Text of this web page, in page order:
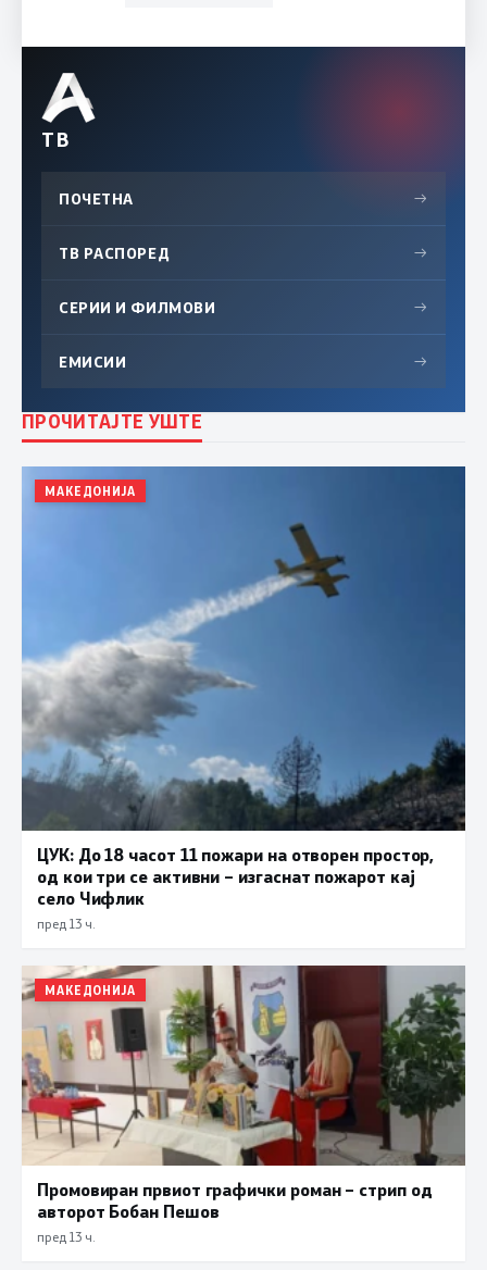
ТВ
ПОЧЕТНА →
ТВ РАСПОРЕД →
СЕРИИ И ФИЛМОВИ →
ЕМИСИИ →
ПРОЧИТАЈТЕ УШТЕ
МАКЕДОНИЈА
ЦУК: До 18 часот 11 пожари на отворен простор,
од кои три се активни – изгаснат пожарот кај
село Чифлик
пред 13 ч.
МАКЕДОНИЈА
Промовиран првиот графички роман – стрип од
авторот Бобан Пешов
пред 13 ч.